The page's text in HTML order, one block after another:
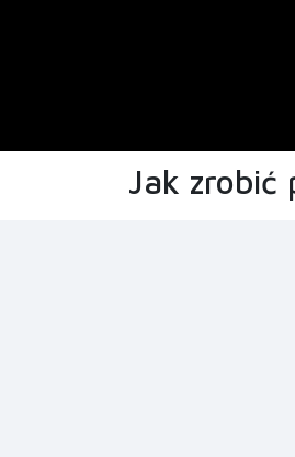
Jak zrobić